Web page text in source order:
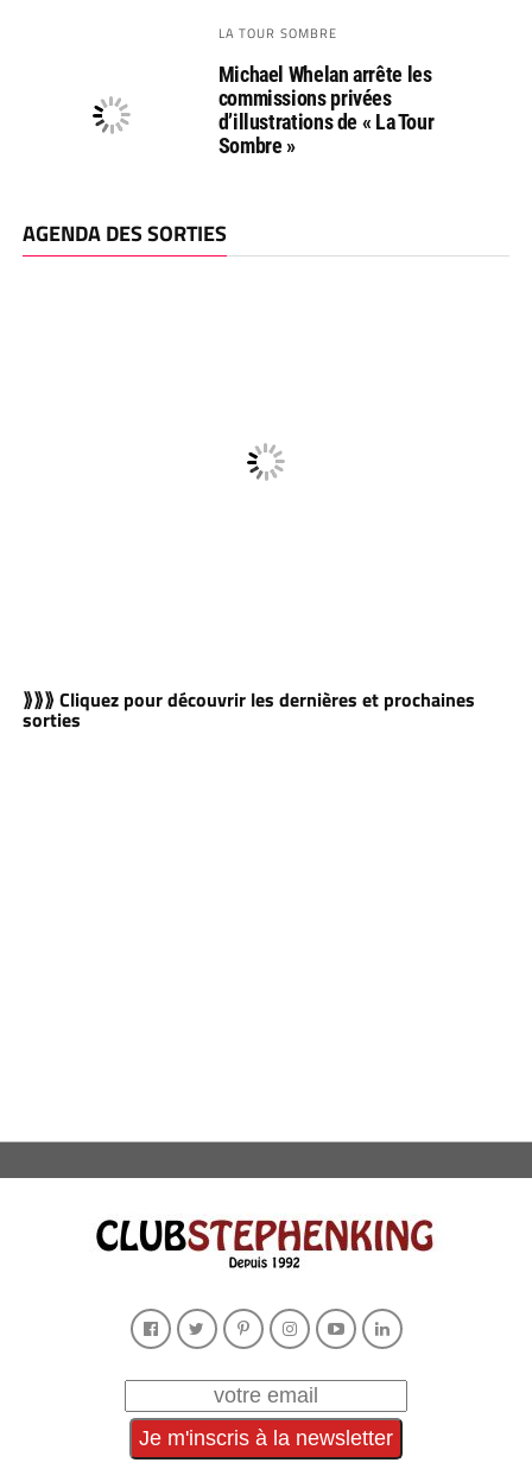
LA TOUR SOMBRE
Michael Whelan arrête les
commissions privées
d’illustrations de « La Tour
Sombre »
AGENDA DES SORTIES
⟫⟫⟫ Cliquez pour découvrir les dernières et prochaines
sorties